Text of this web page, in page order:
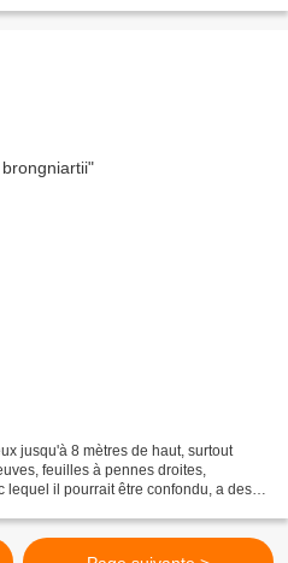
jusqu'à 8 mètres de haut, surtout
feuilles à pennes droites,
lequel il pourrait être confondu, a des